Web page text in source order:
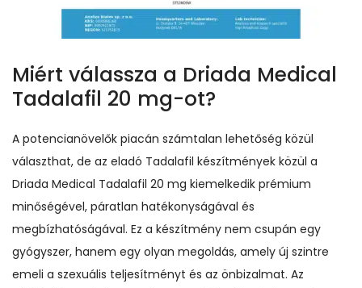
Miért válassza a Driada Medical
Tadalafil 20 mg-ot?
A potencianövelők piacán számtalan lehetőség közül
választhat, de az eladó Tadalafil készítmények közül a
Driada Medical Tadalafil 20 mg kiemelkedik prémium
minőségével, páratlan hatékonyságával és
megbízhatóságával. Ez a készítmény nem csupán egy
gyógyszer, hanem egy olyan megoldás, amely új szintre
emeli a szexuális teljesítményt és az önbizalmat. Az